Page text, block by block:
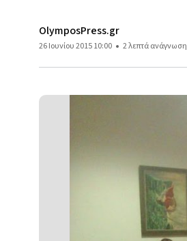
OlymposPress.gr
26 Ιουνίου 2015 10:00 2 λεπτά ανάγνωση